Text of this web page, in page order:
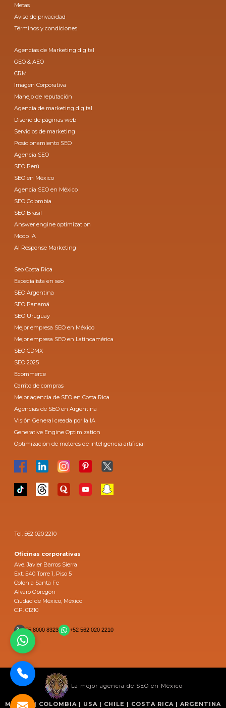
Metas
Aviso de privacidad
Términos y condiciones
Agencias de Marketing digital
GEO & AEO
CRM
Imagen Corporativa
Manejo de reputación
Agencia de marketing digital
Diseño de páginas web
Servicios de marketing
Posicionamiento SEO
Agencia SEO
SEO Perú
SEO en México
Agencia SEO en México
SEO Colombia
SEO Brasil
Answer engine optimization
Modo IA
AI Response Marketing
Seo Costa Rica
Especialista en seo
SEO Argentina
SEO Panamá
SEO Uruguay
Mejor empresa SEO en México
Mejor empresa SEO en Latinoamérica
SEO CDMX
SEO 2025
Ecommerce
Carrito de compras
Mejor agencia de SEO en Costa Rica
Agencias de SEO en Argentina
Visión General creada por la IA
Generative Engine Optimization
Optimización de motores de inteligencia artificial
Tel. 562 020 2210
Oficinas corporativas
Ave. Javier Barros Sierra
Ext. 540 Torre 1, Piso 5
Colonia Santa Fe
Alvaro Obregón
Ciudad de México, México
C.P. 01210
55 8000 8323 +52 562 020 2210
La mejor agencia de SEO en México
MÉXICO | COLOMBIA | USA | CHILE | COSTA RICA | ARGENTINA